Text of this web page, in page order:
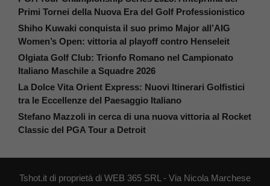
Primi Tornei della Nuova Era del Golf Professionistico
Shiho Kuwaki conquista il suo primo Major all’AIG
Women’s Open: vittoria al playoff contro Henseleit
Olgiata Golf Club: Trionfo Romano nel Campionato
Italiano Maschile a Squadre 2026
La Dolce Vita Orient Express: Nuovi Itinerari Golfistici
tra le Eccellenze del Paesaggio Italiano
Stefano Mazzoli in cerca di una nuova vittoria al Rocket
Classic del PGA Tour a Detroit
Tshot.it di proprietà di WEB 365 SRL - Via Nicola Marchese